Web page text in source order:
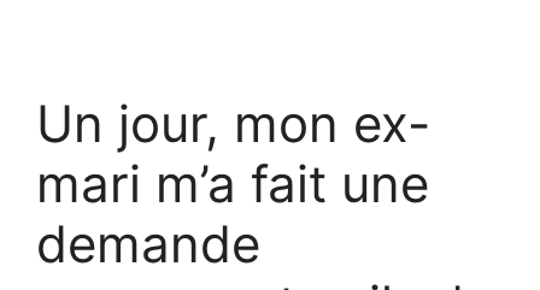
Un jour, mon ex-
mari m’a fait une
demande